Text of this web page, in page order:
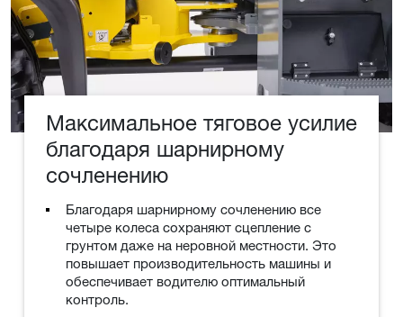
Максимальное тяговое усилие
благодаря шарнирному
сочленению
Благодаря шарнирному сочленению все
четыре колеса сохраняют сцепление с
грунтом даже на неровной местности. Это
повышает производительность машины и
обеспечивает водителю оптимальный
контроль.